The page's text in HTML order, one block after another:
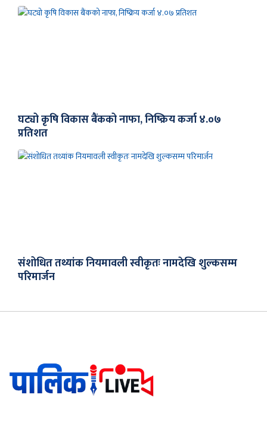
घट्यो कृषि विकास बैंकको नाफा, निष्क्रिय कर्जा ४.०७
प्रतिशत
संशोधित तथ्यांक नियमावली स्वीकृतः नामदेखि शुल्कसम्म
परिमार्जन